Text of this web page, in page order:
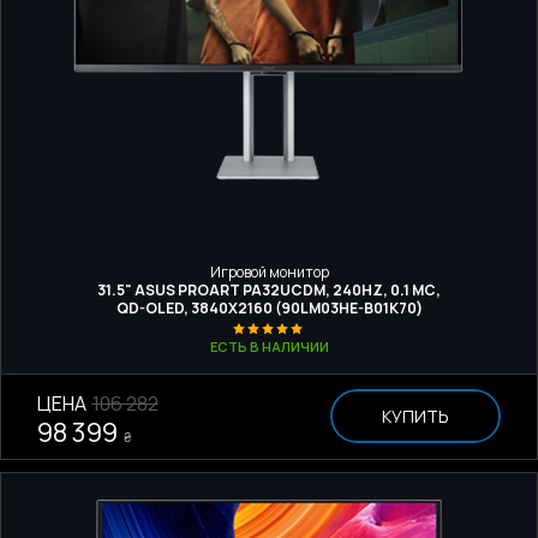
Игровой монитор
31.5" ASUS PROART PA32UCDM, 240HZ, 0.1 МС,
QD-OLED, 3840Х2160 (90LM03HE-B01K70)
ЕСТЬ В НАЛИЧИИ
ЦЕНА 106 282
98 399 ₴
КУПИТЬ